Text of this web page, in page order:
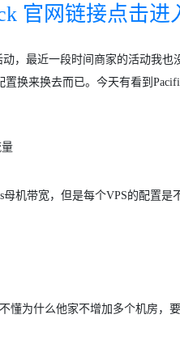
官网链接点击进
，最近一段时间商家的活动我
换来换去而已。今天有看到
机带宽，但是每个VPS的配置
为什么他家不增加多个机房，